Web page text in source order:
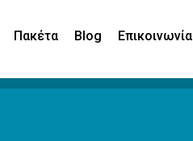
Πακέτα Blog Επικοινωνία